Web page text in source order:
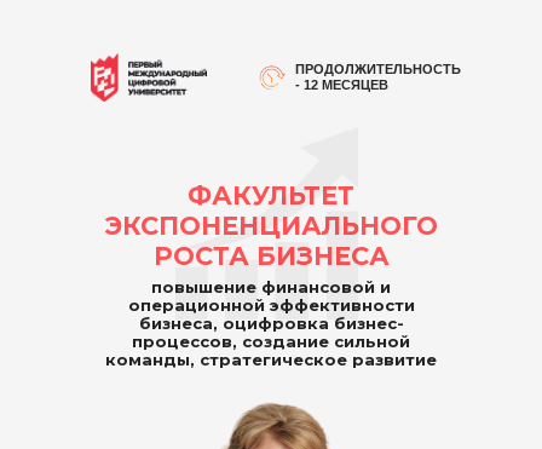
повышение финансовой и
операционной эффективности
бизнеса, оцифровка бизнес-
процессов, создание сильной
команды, стратегическое развитие
ФАКУЛЬТЕТ
ЭКСПОНЕНЦИАЛЬНОГО
РОСТА БИЗНЕСА
ПРОДОЛЖИТЕЛЬНОСТЬ
- 12 МЕСЯЦЕВ